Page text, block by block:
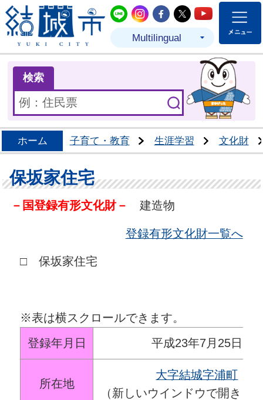
結城市公式LINE
結城市公式Instagram
結城市公式
結城市公式
結城市
Multilingual
検索
ホーム 子育て・教育 生涯学習 文化財
保坂家住宅
－国登録有形文化財－ 建造物
登録有形文化財一覧へ
□ 保坂家住宅
※表は横スクロールできます。
登録年月日
平成23年7月25日
所在地
大字結城字浦町
（新しいウインドウで開きま